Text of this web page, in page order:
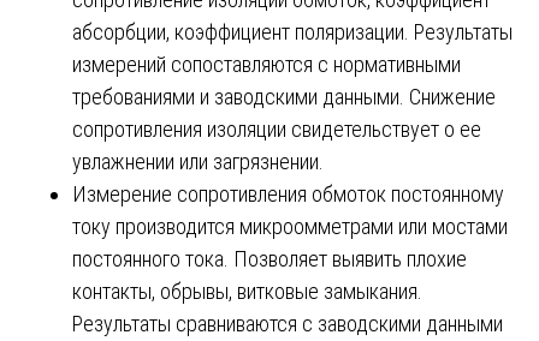
абсорбции, коэффициент поляризации. Результаты
измерений сопоставляются с нормативными
требованиями и заводскими данными. Снижение
сопротивления изоляции свидетельствует о ее
увлажнении или загрязнении.
Измерение сопротивления обмоток постоянному
току производится микроомметрами или мостами
постоянного тока. Позволяет выявить плохие
контакты, обрывы, витковые замыкания.
Результаты сравниваются с заводскими данными